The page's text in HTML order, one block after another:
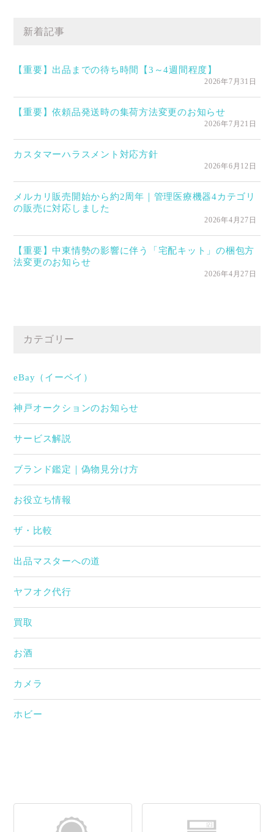
新着記事
【重要】出品までの待ち時間【3～4週間程度】
2026年7月31日
【重要】依頼品発送時の集荷方法変更のお知らせ
2026年7月21日
カスタマーハラスメント対応方針
2026年6月12日
メルカリ販売開始から約2周年｜管理医療機器4カテゴリ
の販売に対応しました
2026年4月27日
【重要】中東情勢の影響に伴う「宅配キット」の梱包方
法変更のお知らせ
2026年4月27日
カテゴリー
eBay（イーベイ）
神戸オークションのお知らせ
サービス解説
ブランド鑑定｜偽物見分け方
お役立ち情報
ザ・比較
出品マスターへの道
ヤフオク代行
買取
お酒
カメラ
ホビー